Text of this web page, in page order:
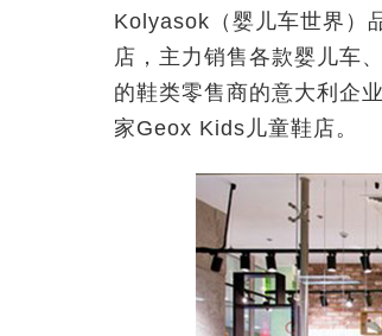
Kolyasok（婴儿车世界）
店，主力销售各款婴儿车
的鞋类零售商的意大利企
家Geox Kids儿童鞋店。